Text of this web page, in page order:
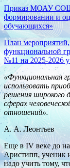
Приказ МОАУ СОШ
формировании и
обучающихся»
План
функциональной
№11 на 2025-2026
«Функциональная
использовать
решения широкого
сферах
отношений».
А. А. Леонтьев
Еще в IV веке до
Аристипп, ученик
надо учить тому,